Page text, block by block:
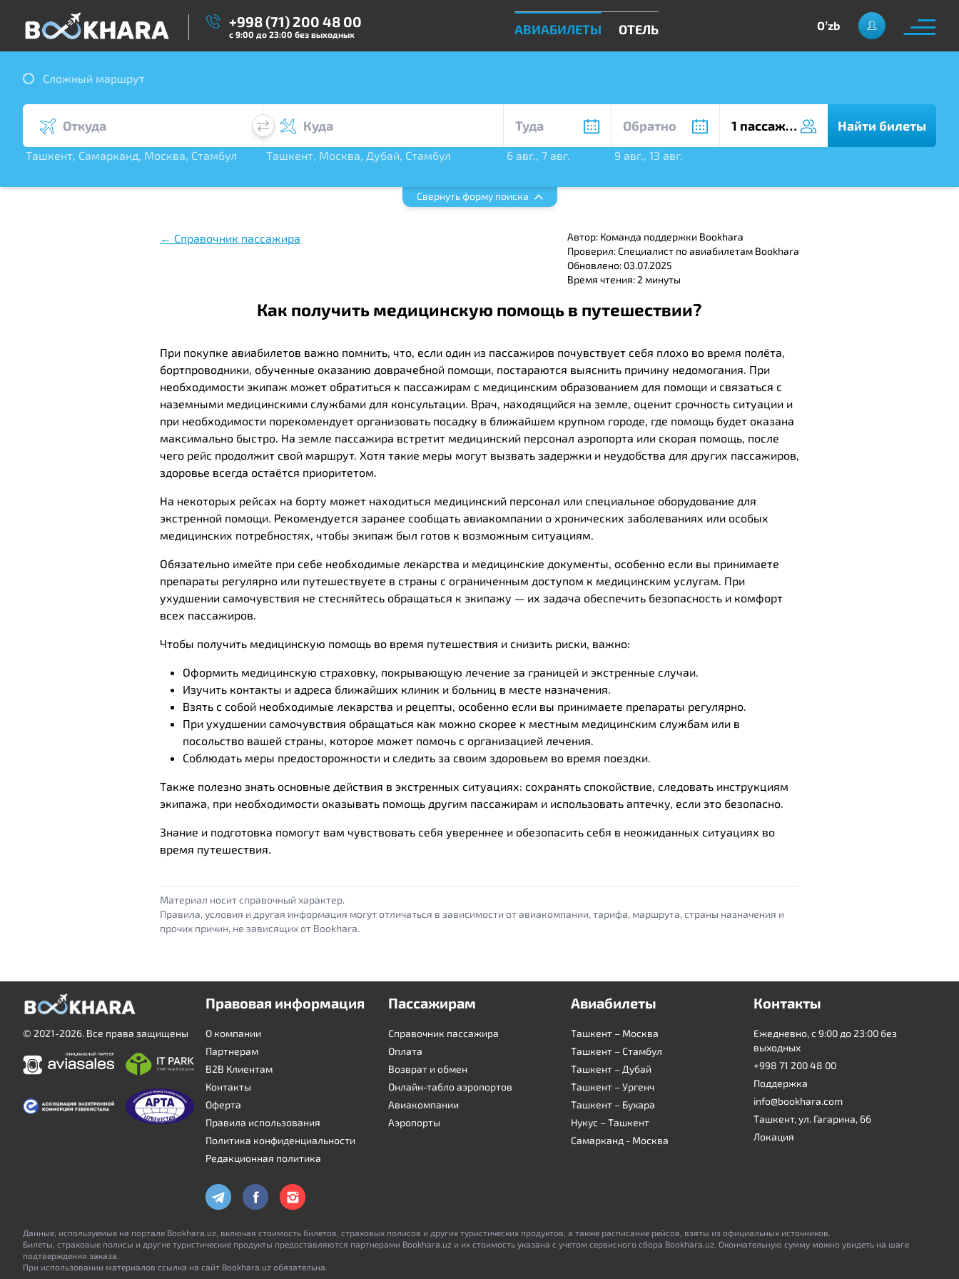
+998 (71) 200 48 00
с 9:00 до 23:00 без выходных АВИАБИЛЕТЫ ОТЕЛЬ Oʼzb
Сложный маршрут
Ташкент, Самарканд, Москва, Стамбул
Ташкент, Москва, Дубай, Стамбул
6 авг., 7 авг. 9 авг.,13 авг.
1 пассажир Найти билеты
Свернуть форму поиска
← Справочник пассажира
Автор: Команда поддержки Bookhara
Проверил: Специалист по авиабилетам Bookhara
Обновлено: 03.07.2025
Время чтения: 2 минуты
Как получить медицинскую помощь в путешествии?
При покупке авиабилетов важно помнить, что, если один из пассажиров почувствует себя плохо во время полёта,
бортпроводники, обученные оказанию доврачебной помощи, постараются выяснить причину недомогания. При
необходимости экипаж может обратиться к пассажирам с медицинским образованием для помощи и связаться с
наземными медицинскими службами для консультации. Врач, находящийся на земле, оценит срочность ситуации и
при необходимости порекомендует организовать посадку в ближайшем крупном городе, где помощь будет оказана
максимально быстро. На земле пассажира встретит медицинский персонал аэропорта или скорая помощь, после
чего рейс продолжит свой маршрут. Хотя такие меры могут вызвать задержки и неудобства для других пассажиров,
здоровье всегда остаётся приоритетом.
На некоторых рейсах на борту может находиться медицинский персонал или специальное оборудование для
экстренной помощи. Рекомендуется заранее сообщать авиакомпании о хронических заболеваниях или особых
медицинских потребностях, чтобы экипаж был готов к возможным ситуациям.
Обязательно имейте при себе необходимые лекарства и медицинские документы, особенно если вы принимаете
препараты регулярно или путешествуете в страны с ограниченным доступом к медицинским услугам. При
ухудшении самочувствия не стесняйтесь обращаться к экипажу — их задача обеспечить безопасность и комфорт
всех пассажиров.
Чтобы получить медицинскую помощь во время путешествия и снизить риски, важно:
Оформить медицинскую страховку, покрывающую лечение за границей и экстренные случаи.
Изучить контакты и адреса ближайших клиник и больниц в месте назначения.
Взять с собой необходимые лекарства и рецепты, особенно если вы принимаете препараты регулярно.
При ухудшении самочувствия обращаться как можно скорее к местным медицинским службам или в
посольство вашей страны, которое может помочь с организацией лечения.
Соблюдать меры предосторожности и следить за своим здоровьем во время поездки.
Также полезно знать основные действия в экстренных ситуациях: сохранять спокойствие, следовать инструкциям
экипажа, при необходимости оказывать помощь другим пассажирам и использовать аптечку, если это безопасно.
Знание и подготовка помогут вам чувствовать себя увереннее и обезопасить себя в неожиданных ситуациях во
время путешествия.
Материал носит справочный характер.
Правила, условия и другая информация могут отличаться в зависимости от авиакомпании, тарифа, маршрута, страны назначения и
прочих причин, не зависящих от Bookhara.
© 2021-2026. Все права защищены
Правовая информация
О компании
Партнерам
B2B Клиентам
Контакты
Оферта
Правила использования
Политика конфиденциальности
Редакционная политика
Пассажирам
Справочник пассажира
Оплата
Возврат и обмен
Онлайн-табло аэропортов
Авиакомпании
Аэропорты
Авиабилеты
Ташкент – Москва
Ташкент – Стамбул
Ташкент – Дубай
Ташкент – Ургенч
Ташкент – Бухара
Нукус – Ташкент
Самарканд - Москва
Контакты
Ежедневно, с 9:00 до 23:00 без
выходных
+998 71 200 48 00
Поддержка
info@bookhara.com
Ташкент, ул. Гагарина, 66
Локация
Данные, используемые на портале Bookhara.uz, включая стоимость билетов, страховых полисов и других туристических продуктов, а также расписание рейсов, взяты из официальных источников.
Билеты, страховые полисы и другие туристические продукты предоставляются партнерами Bookhara.uz и их стоимость указана с учетом сервисного сбора Bookhara.uz. Окончательную сумму можно увидеть на шаге
подтверждения заказа.
При использовании материалов ссылка на сайт Bookhara.uz обязательна.